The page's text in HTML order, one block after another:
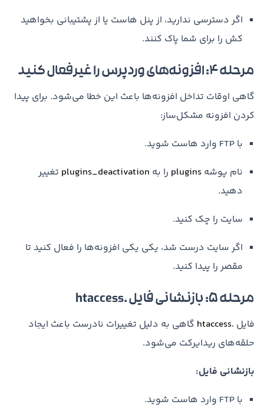
اگر دسترسی ندارید، از پنل هاست یا از پشتیبانی بخواهید
کش را برای شما پاک کنند.
مرحله ۴: افزونه‌های وردپرس را غیرفعال کنید
گاهی اوقات تداخل افزونه‌ها باعث این خطا می‌شود. برای پیدا
کردن افزونه مشکل‌ساز:
با FTP وارد هاست شوید.
نام پوشه plugins را به plugins_deactivation تغییر
دهید.
سایت را چک کنید.
اگر سایت درست شد، یکی یکی افزونه‌ها را فعال کنید تا
مقصر را پیدا کنید.
مرحله ۵: بازنشانی فایل .htaccess
فایل .htaccess
گاهی به دلیل تغییرات نادرست باعث ایجاد
حلقه‌های ریدایرکت می‌شود.
بازنشانی فایل:
با FTP وارد هاست شوید.